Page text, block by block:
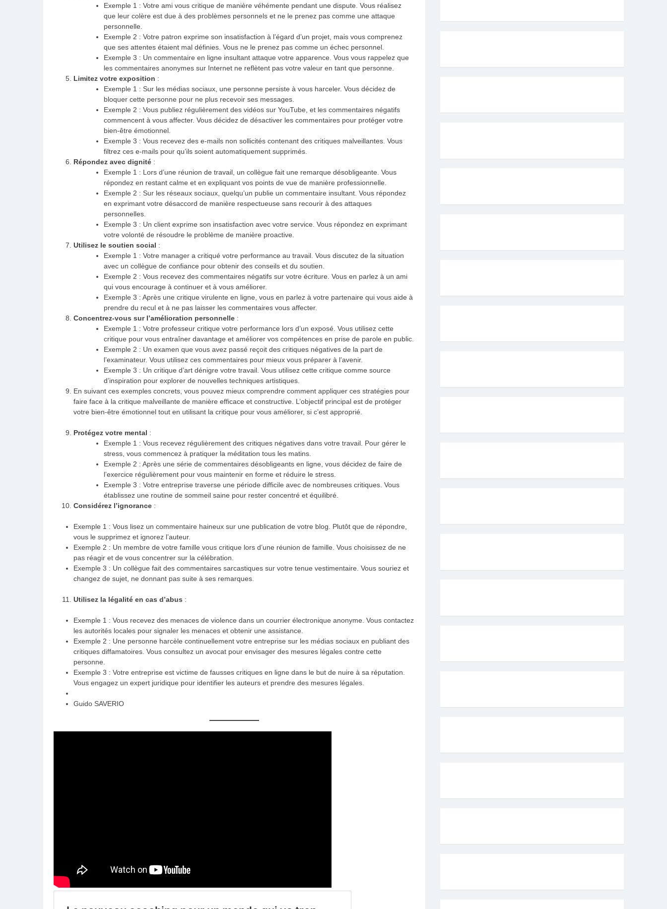
Exemple 1 : Votre ami vous critique de manière véhémente pendant une dispute. Vous réalisez
que leur colère est due à des problèmes personnels et ne le prenez pas comme une attaque
personnelle.
Exemple 2 : Votre patron exprime son insatisfaction à l’égard d’un projet, mais vous comprenez
que ses attentes étaient mal définies. Vous ne le prenez pas comme un échec personnel.
Exemple 3 : Un commentaire en ligne insultant attaque votre apparence. Vous vous rappelez que
les commentaires anonymes sur Internet ne reflètent pas votre valeur en tant que personne.
Limitez votre exposition :
Exemple 1 : Sur les médias sociaux, une personne persiste à vous harceler. Vous décidez de
bloquer cette personne pour ne plus recevoir ses messages.
Exemple 2 : Vous publiez régulièrement des vidéos sur YouTube, et les commentaires négatifs
commencent à vous affecter. Vous décidez de désactiver les commentaires pour protéger votre
bien-être émotionnel.
Exemple 3 : Vous recevez des e-mails non sollicités contenant des critiques malveillantes. Vous
filtrez ces e-mails pour qu’ils soient automatiquement supprimés.
Répondez avec dignité :
Exemple 1 : Lors d’une réunion de travail, un collègue fait une remarque désobligeante. Vous
répondez en restant calme et en expliquant vos points de vue de manière professionnelle.
Exemple 2 : Sur les réseaux sociaux, quelqu’un publie un commentaire insultant. Vous répondez
en exprimant votre désaccord de manière respectueuse sans recourir à des attaques
personnelles.
Exemple 3 : Un client exprime son insatisfaction avec votre service. Vous répondez en exprimant
votre volonté de résoudre le problème de manière proactive.
Utilisez le soutien social :
Exemple 1 : Votre manager a critiqué votre performance au travail. Vous discutez de la situation
avec un collègue de confiance pour obtenir des conseils et du soutien.
Exemple 2 : Vous recevez des commentaires négatifs sur votre écriture. Vous en parlez à un ami
qui vous encourage à continuer et à vous améliorer.
Exemple 3 : Après une critique virulente en ligne, vous en parlez à votre partenaire qui vous aide à
prendre du recul et à ne pas laisser les commentaires vous affecter.
Concentrez-vous sur l’amélioration personnelle :
Exemple 1 : Votre professeur critique votre performance lors d’un exposé. Vous utilisez cette
critique pour vous entraîner davantage et améliorer vos compétences en prise de parole en public.
Exemple 2 : Un examen que vous avez passé reçoit des critiques négatives de la part de
l’examinateur. Vous utilisez ces commentaires pour mieux vous préparer à l’avenir.
Exemple 3 : Un critique d’art dénigre votre travail. Vous utilisez cette critique comme source
d’inspiration pour explorer de nouvelles techniques artistiques.
En suivant ces exemples concrets, vous pouvez mieux comprendre comment appliquer ces stratégies pour
faire face à la critique malveillante de manière efficace et constructive. L’objectif principal est de protéger
votre bien-être émotionnel tout en utilisant la critique pour vous améliorer, si c’est approprié.
Protégez votre mental :
Exemple 1 : Vous recevez régulièrement des critiques négatives dans votre travail. Pour gérer le
stress, vous commencez à pratiquer la méditation tous les matins.
Exemple 2 : Après une série de commentaires désobligeants en ligne, vous décidez de faire de
l’exercice régulièrement pour vous maintenir en forme et réduire le stress.
Exemple 3 : Votre entreprise traverse une période difficile avec de nombreuses critiques. Vous
établissez une routine de sommeil saine pour rester concentré et équilibré.
Considérez l’ignorance :
Exemple 1 : Vous lisez un commentaire haineux sur une publication de votre blog. Plutôt que de répondre,
vous le supprimez et ignorez l’auteur.
Exemple 2 : Un membre de votre famille vous critique lors d’une réunion de famille. Vous choisissez de ne
pas réagir et de vous concentrer sur la célébration.
Exemple 3 : Un collègue fait des commentaires sarcastiques sur votre tenue vestimentaire. Vous souriez et
changez de sujet, ne donnant pas suite à ses remarques.
Utilisez la légalité en cas d’abus :
Exemple 1 : Vous recevez des menaces de violence dans un courrier électronique anonyme. Vous contactez
les autorités locales pour signaler les menaces et obtenir une assistance.
Exemple 2 : Une personne harcèle continuellement votre entreprise sur les médias sociaux en publiant des
critiques diffamatoires. Vous consultez un avocat pour envisager des mesures légales contre cette
personne.
Exemple 3 : Votre entreprise est victime de fausses critiques en ligne dans le but de nuire à sa réputation.
Vous engagez un expert juridique pour identifier les auteurs et prendre des mesures légales.
Guido SAVERIO